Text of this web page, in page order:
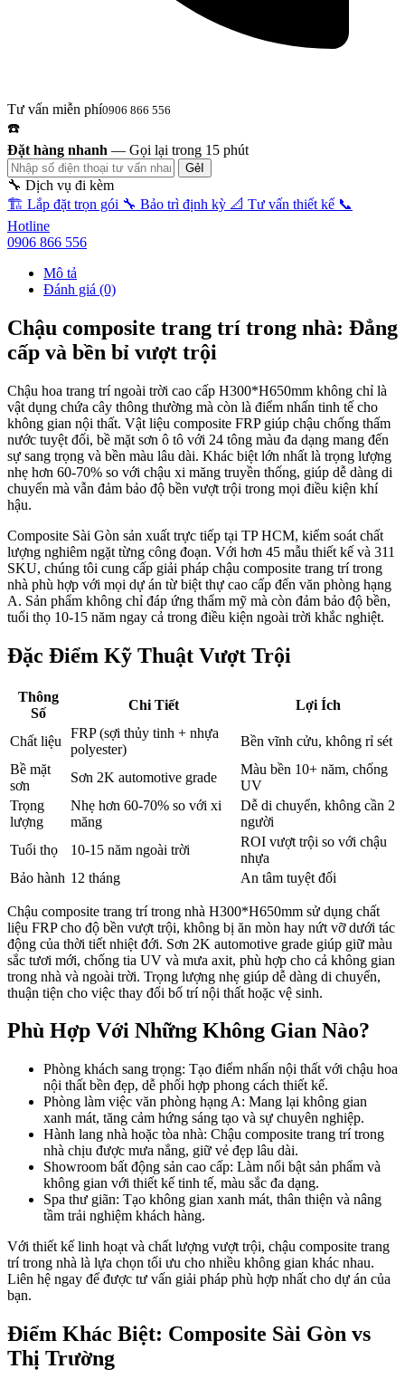
Tư vấn miễn phí0906 866 556
☎️
Đặt hàng nhanh — Gọi lại trong 15 phút
GẻI
🔧 Dịch vụ đi kèm
🏗️ Lắp đặt trọn gói 🔧 Bảo trì định kỳ 📐 Tư vấn thiết kế 📞
Hotline
0906 866 556
Mô tả
Đánh giá (0)
Chậu composite trang trí trong nhà: Đẳng
cấp và bền bỉ vượt trội
Chậu hoa trang trí ngoài trời cao cấp H300*H650mm không chỉ là
vật dụng chứa cây thông thường mà còn là điểm nhấn tinh tế cho
không gian nội thất. Vật liệu composite FRP giúp chậu chống thấm
nước tuyệt đối, bề mặt sơn ô tô với 24 tông màu đa dạng mang đến
sự sang trọng và bền màu lâu dài. Khác biệt lớn nhất là trọng lượng
nhẹ hơn 60-70% so với chậu xi măng truyền thống, giúp dễ dàng di
chuyển mà vẫn đảm bảo độ bền vượt trội trong mọi điều kiện khí
hậu.
Composite Sài Gòn sản xuất trực tiếp tại TP HCM, kiểm soát chất
lượng nghiêm ngặt từng công đoạn. Với hơn 45 mẫu thiết kế và 311
SKU, chúng tôi cung cấp giải pháp chậu composite trang trí trong
nhà phù hợp với mọi dự án từ biệt thự cao cấp đến văn phòng hạng
A. Sản phẩm không chỉ đáp ứng thẩm mỹ mà còn đảm bảo độ bền,
tuổi thọ 10-15 năm ngay cả trong điều kiện ngoài trời khắc nghiệt.
Đặc Điểm Kỹ Thuật Vượt Trội
Thông
Số
Chi Tiết Lợi Ích
Chất liệu
FRP (sợi thủy tinh + nhựa
polyester)
Bền vĩnh cửu, không rỉ sét
Bề mặt
sơn
Sơn 2K automotive grade
Màu bền 10+ năm, chống
UV
Trọng
lượng
Nhẹ hơn 60-70% so với xi
măng
Dễ di chuyển, không cần 2
người
Tuổi thọ
10-15 năm ngoài trời
ROI vượt trội so với chậu
nhựa
Bảo hành 12 tháng An tâm tuyệt đối
Chậu composite trang trí trong nhà H300*H650mm sử dụng chất
liệu FRP cho độ bền vượt trội, không bị ăn mòn hay nứt vỡ dưới tác
động của thời tiết nhiệt đới. Sơn 2K automotive grade giúp giữ màu
sắc tươi mới, chống tia UV và mưa axit, phù hợp cho cả không gian
trong nhà và ngoài trời. Trọng lượng nhẹ giúp dễ dàng di chuyển,
thuận tiện cho việc thay đổi bố trí nội thất hoặc vệ sinh.
Phù Hợp Với Những Không Gian Nào?
Phòng khách sang trọng: Tạo điểm nhấn nội thất với chậu hoa
nội thất bền đẹp, dễ phối hợp phong cách thiết kế.
Phòng làm việc văn phòng hạng A: Mang lại không gian
xanh mát, tăng cảm hứng sáng tạo và sự chuyên nghiệp.
Hành lang nhà hoặc tòa nhà: Chậu composite trang trí trong
nhà chịu được mưa nắng, giữ vẻ đẹp lâu dài.
Showroom bất động sản cao cấp: Làm nổi bật sản phẩm và
không gian với thiết kế tinh tế, màu sắc đa dạng.
Spa thư giãn: Tạo không gian xanh mát, thân thiện và nâng
tầm trải nghiệm khách hàng.
Với thiết kế linh hoạt và chất lượng vượt trội, chậu composite trang
trí trong nhà là lựa chọn tối ưu cho nhiều không gian khác nhau.
Liên hệ ngay để được tư vấn giải pháp phù hợp nhất cho dự án của
bạn.
Điểm Khác Biệt: Composite Sài Gòn vs
Thị Trường